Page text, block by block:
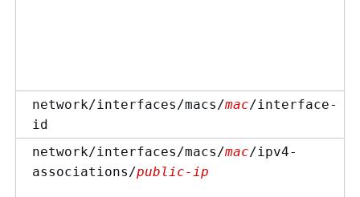
network/interfaces/macs/mac/interface-
id
network/interfaces/macs/mac/ipv4-
associations/public-ip